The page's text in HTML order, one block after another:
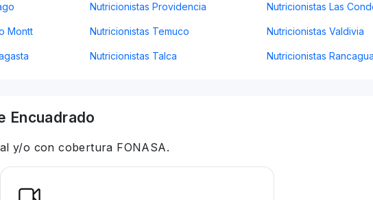
Nutricionistas Providencia Nutricionistas Las
Montt Nutricionistas Temuco Nutricionistas Valdivia
Nutricionistas Talca Nutricionistas Rancagua
Encuadrado
y/o con cobertura FONASA.